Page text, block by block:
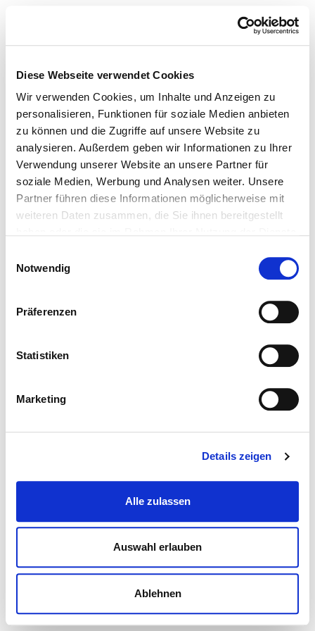
Diese Webseite verwendet Cookies
Wir verwenden Cookies, um Inhalte und Anzeigen zu
personalisieren, Funktionen für soziale Medien anbieten
zu können und die Zugriffe auf unsere Website zu
analysieren. Außerdem geben wir Informationen zu Ihrer
Verwendung unserer Website an unsere Partner für
soziale Medien, Werbung und Analysen weiter. Unsere
Partner führen diese Informationen möglicherweise mit
weiteren Daten zusammen, die Sie ihnen bereitgestellt
Notwendig
Präferenzen
Statistiken
Marketing
Details zeigen
Alle zulassen
Auswahl erlauben
Ablehnen